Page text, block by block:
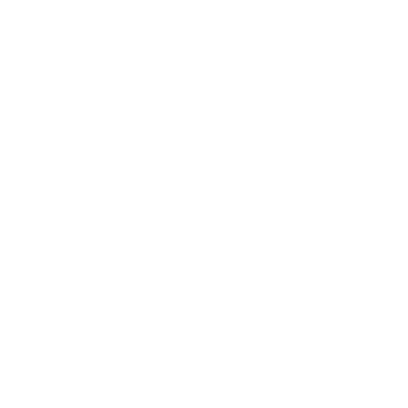
comercial en el diseño de negocio
trabajos. Como resultado de ello,
siempre ofrecemos las mejores
actividad.
integral de tu local comercial: